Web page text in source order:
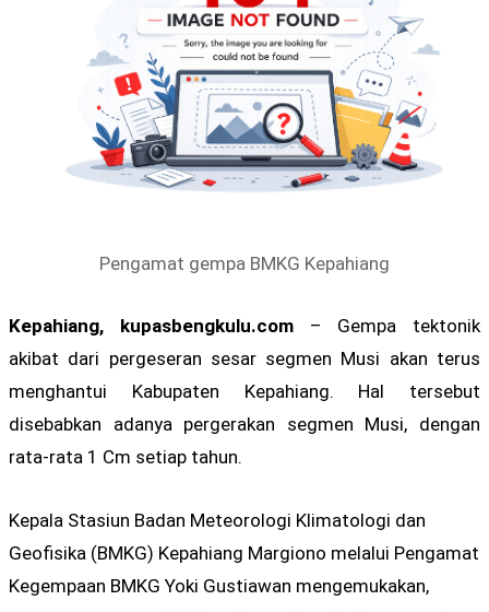
Pengamat gempa BMKG Kepahiang
Kepahiang, kupasbengkulu.com– Gempa tektonik
akibat dari pergeseran sesar segmen Musi akan terus
menghantui Kabupaten Kepahiang. Hal tersebut
disebabkan adanya pergerakan segmen Musi, dengan
rata-rata 1 Cm setiap tahun.
Kepala Stasiun Badan Meteorologi Klimatologi dan
Geofisika (BMKG) Kepahiang Margiono melalui Pengamat
Kegempaan BMKG Yoki Gustiawan mengemukakan,